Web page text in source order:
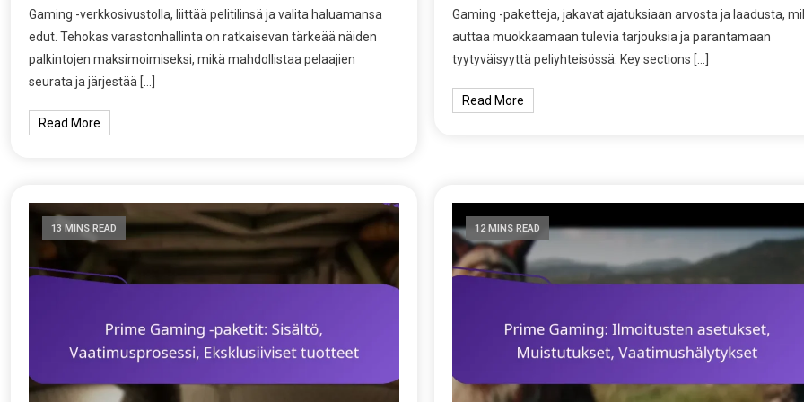
Gaming -verkkosivustolla, liittää pelitilinsä ja valita haluamansa
edut. Tehokas varastonhallinta on ratkaisevan tärkeää näiden
palkintojen maksimoimiseksi, mikä mahdollistaa pelaajien
seurata ja järjestää […]
Read More
Gaming -paketteja, jakavat ajatuksiaan arvosta ja laadusta,
auttaa muokkaamaan tulevia tarjouksia ja parantamaan
tyytyväisyyttä peliyhteisössä. Key sections […]
Read More
13 MINS READ 12 MINS READ